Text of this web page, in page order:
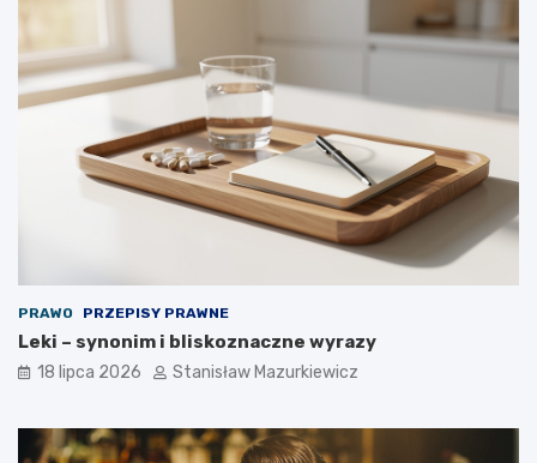
PRAWO PRZEPISY PRAWNE
Leki – synonim i bliskoznaczne wyrazy
18 lipca 2026 Stanisław Mazurkiewicz